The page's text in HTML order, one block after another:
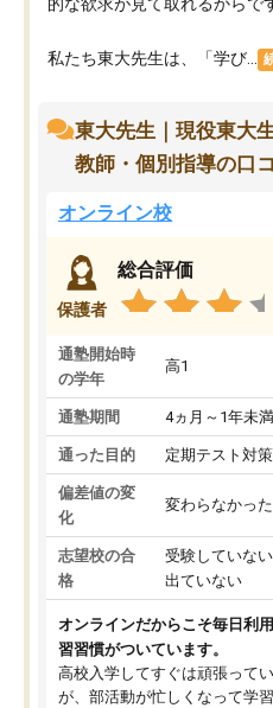
私たち東大先生は、「学び...
東大先生｜現役東大
教師・個別指導の口
オンライン校
保護者
総合評価
通塾開始時
の学年
高1
通塾期間 4ヵ月～1年未満
通った目的 定期テスト対策
偏差値の変
化
変わらなかった
志望校の合
格
受験していな
出ていない
オンラインだからこそ毎日利
習習慣がついています。
高校入学してすぐは頑張って
が、部活動が忙しくなって学